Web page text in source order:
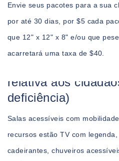
Envie seus pacotes para a sua
por até 30 dias, por $5 cada
que 12" x 12" x 8" e/ou que
acarretará uma taxa de $40.
relativa aos
deficiência)
Salas acessíveis com
recursos estão TV com
cadeirantes, chuveiros